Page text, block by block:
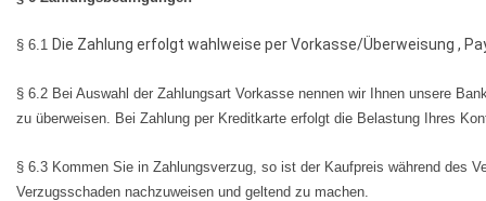
§ 6.1 Die Zahlung erfolgt wahlweise per Vorkasse/Überweisung ,
§ 6.2 Bei Auswahl der Zahlungsart Vorkasse nennen wir Ihnen unsere
zu überweisen. Bei Zahlung per Kreditkarte erfolgt die Belastung Ihres
§ 6.3 Kommen Sie in Zahlungsverzug, so ist der Kaufpreis während des
Verzugsschaden nachzuweisen und geltend zu machen.